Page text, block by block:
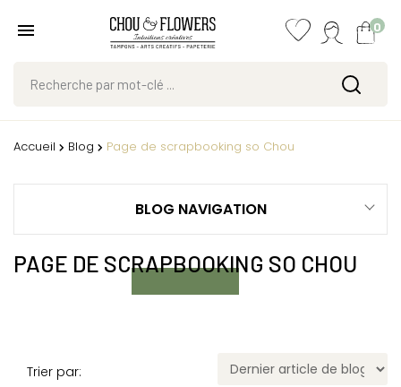
0
Accueil Blog Page de scrapbooking so Chou
BLOG NAVIGATION
PAGE DE SCRAPBOOKING SO CHOU
Trier par: